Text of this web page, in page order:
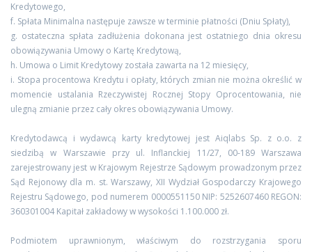
Kredytowego,
f. Spłata Minimalna następuje zawsze w terminie płatności (Dniu Spłaty),
g. ostateczna spłata zadłużenia dokonana jest ostatniego dnia okresu
obowiązywania Umowy o Kartę Kredytową,
h. Umowa o Limit Kredytowy została zawarta na 12 miesięcy,
i. Stopa procentowa Kredytu i opłaty, których zmian nie można określić w
momencie ustalania Rzeczywistej Rocznej Stopy Oprocentowania, nie
ulegną zmianie przez cały okres obowiązywania Umowy.
Kredytodawcą i wydawcą karty kredytowej jest Aiqlabs Sp. z o.o. z
siedzibą w Warszawie przy ul. Inflanckiej 11/27, 00-189 Warszawa
zarejestrowany jest w Krajowym Rejestrze Sądowym prowadzonym przez
Sąd Rejonowy dla m. st. Warszawy, XII Wydział Gospodarczy Krajowego
Rejestru Sądowego, pod numerem 0000551150 NIP: 5252607460 REGON:
360301004 Kapitał zakładowy w wysokości 1.100.000 zł.
Podmiotem uprawnionym, właściwym do rozstrzygania sporu